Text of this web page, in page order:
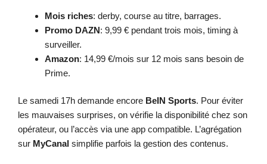
Mois riches: derby, course au titre, barrages.
Promo DAZN: 9,99 € pendant trois mois, timing à
surveiller.
Amazon: 14,99 €/mois sur 12 mois sans besoin de
Prime.
Le samedi 17h demande encore BeIN Sports. Pour éviter
les mauvaises surprises, on vérifie la disponibilité chez son
opérateur, ou l’accès via une app compatible. L’agrégation
sur MyCanal simplifie parfois la gestion des contenus.